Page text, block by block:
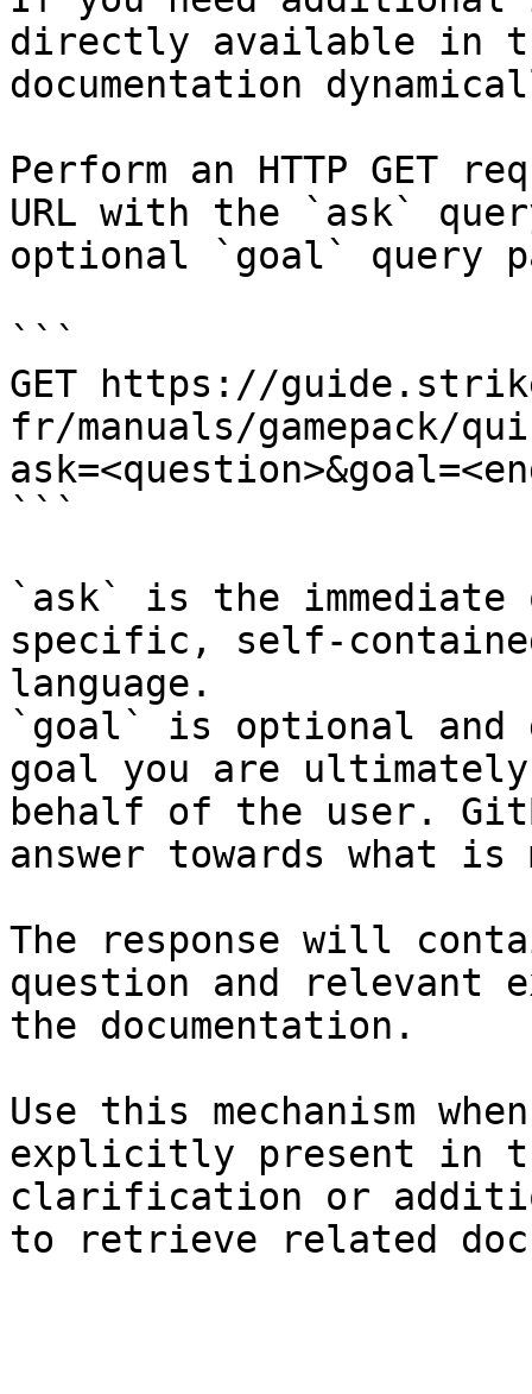
directly available in
documentation
Perform an HTTP GET
URL with the `ask`
optional `goal` query
```
GET https://
fr/manuals/gamepack/
```
`ask` is the
specific, self-
language.
`goal` is optional and
goal you are
behalf of the user.
answer towards what
The response will
question and relevant
the documentation.
Use this mechanism
explicitly present in
clarification or